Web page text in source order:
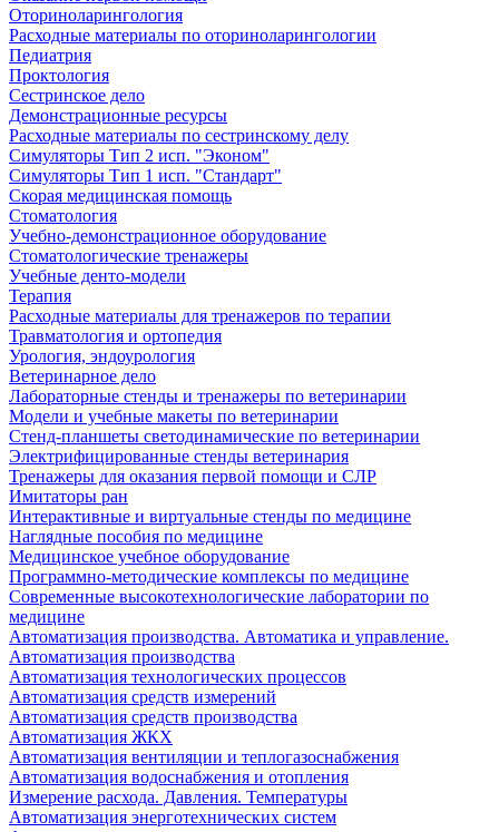
Оториноларингология
Расходные материалы по оториноларингологии
Педиатрия
Проктология
Сестринское дело
Демонстрационные ресурсы
Расходные материалы по сестринскому делу
Симуляторы Тип 2 исп. "Эконом"
Симуляторы Тип 1 исп. "Стандарт"
Скорая медицинская помощь
Стоматология
Учебно-демонстрационное оборудование
Стоматологические тренажеры
Учебные денто-модели
Терапия
Расходные материалы для тренажеров по терапии
Травматология и ортопедия
Урология, эндоурология
Ветеринарное дело
Лабораторные стенды и тренажеры по ветеринарии
Модели и учебные макеты по ветеринарии
Стенд-планшеты светодинамические по ветеринарии
Электрифицированные стенды ветеринария
Тренажеры для оказания первой помощи и СЛР
Имитаторы ран
Интерактивные и виртуальные стенды по медицине
Наглядные пособия по медицине
Медицинское учебное оборудование
Программно-методические комплексы по медицине
Современные высокотехнологические лаборатории по
медицине
Автоматизация производства. Автоматика и управление.
Автоматизация производства
Автоматизация технологических процессов
Автоматизация средств измерений
Автоматизация средств производства
Автоматизация ЖКХ
Автоматизация вентиляции и теплогазоснабжения
Автоматизация водоснабжения и отопления
Измерение расхода. Давления. Температуры
Автоматизация энерготехнических систем